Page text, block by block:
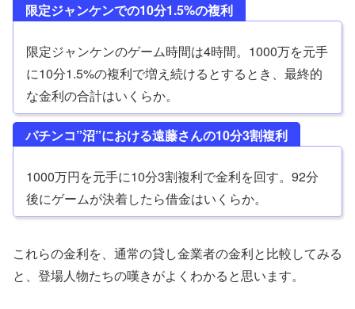
限定ジャンケンでの10分1.5%の複利
限定ジャンケンのゲーム時間は4時間。1000万を元手
に10分1.5%の複利で増え続けるとするとき、最終的
な金利の合計はいくらか。
パチンコ”沼”における遠藤さんの10分3割複利
1000万円を元手に10分3割複利で金利を回す。92分
後にゲームが決着したら借金はいくらか。
これらの金利を、通常の貸し金業者の金利と比較してみる
と、登場人物たちの嘆きがよくわかると思います。